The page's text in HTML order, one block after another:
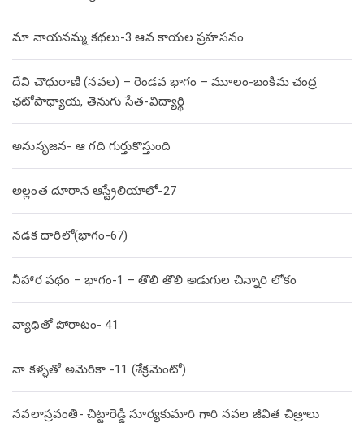
మా నాయనమ్మ కథలు-3 ఆవ కాయల ప్రహసనం
దేవి చౌధురాణి (నవల) – రెండవ భాగం – మూలం-బంకిమ చంద్ర
ఛటోపాధ్యాయ, తెనుగు సేత-విద్యార్థి
అనుసృజన- ఆ గది గుర్తుకొస్తుంది
అల్లంత దూరాన ఆస్ట్రేలియాలో-27
నడక దారిలో(భాగం-67)
నీహార పథం – భాగం-1 – తొలి తొలి అడుగుల చిన్నారి లోకం
వ్యాధితో పోరాటం- 41
నా కళ్ళతో అమెరికా -11 (శేక్రమెంటో)
నవలాస్రవంతి- చిట్టారెడ్డి సూర్యకుమారి గారి నవల జీవిత చిత్రాలు